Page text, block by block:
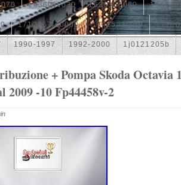
16360yv030 163630g060
1712067j10000 17425a3f109
1990-1997 1992-2000 1j0121205b
1k0121251cm
21060g2401
214104822r
+ Pompa Skoda Octavia
2009 -10 Fp44458v-2